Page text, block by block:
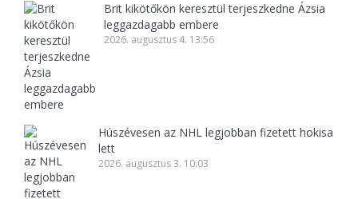
Brit kikötőkön keresztül terjeszkedne Ázsia
leggazdagabb embere
2026. augusztus 4. 13:56
Húszévesen az NHL legjobban fizetett hokisa
lett
2026. augusztus 3. 10:03